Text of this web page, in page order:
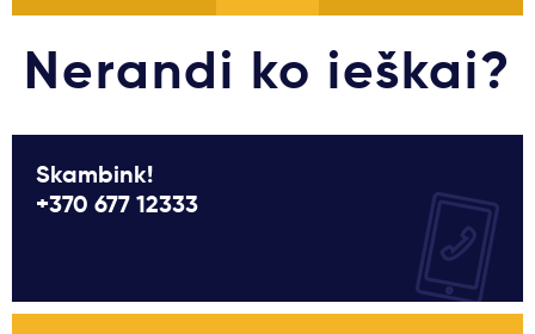
Nerandi ko ieškai?
Skambink!
+370 677 12333